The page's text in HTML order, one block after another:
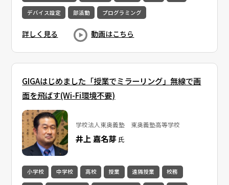
デバイス設定 部活動 プログラミング
詳しく見る 動画はこちら
GIGAはじめました「授業でミラーリング」無線で画
面を飛ばす(Wi-Fi環境不要)
学校法人東奥義塾 東奥義塾高等学校
井上 嘉名芽 氏
小学校 中学校 高校 授業 遠隔授業 校務